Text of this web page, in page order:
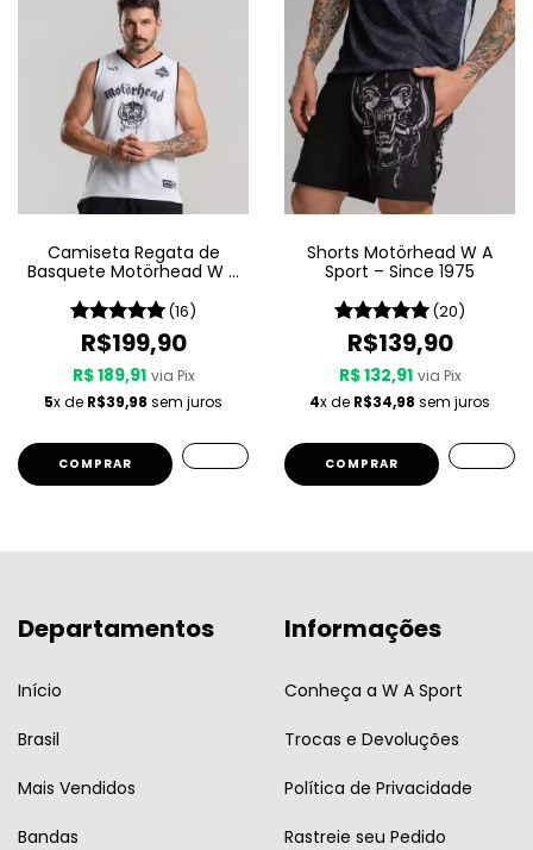
Camiseta Regata de
Basquete Motörhead W A
(16)
R$199,90
R$ 189,91 via Pix
5x de R$39,98 sem juros
COMPRAR
Shorts Motörhead W A
Sport – Since 1975
(20)
R$139,90
R$ 132,91 via Pix
4x de R$34,98 sem juros
COMPRAR
Departamentos
Início
Brasil
Mais Vendidos
Bandas
Informações
Conheça a W A Sport
Trocas e Devoluções
Política de Privacidade
Rastreie seu Pedido